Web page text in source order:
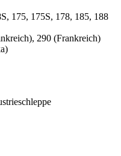
175, 175S, 178, 185, 188
290 (Frankreich)